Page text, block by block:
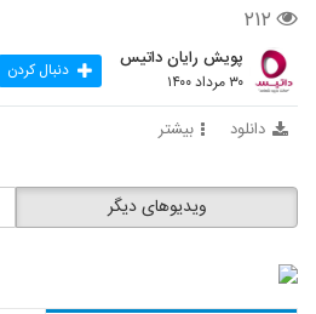
۲۱۲
پویش رایان داتیس
۳۰ مرداد ۱۴۰۰ دنبال کردن
دانلود بیشتر
ویدیوهای دیگر